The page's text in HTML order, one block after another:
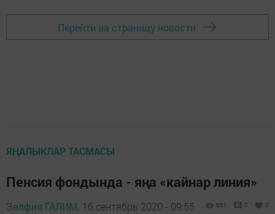
Перейти на страницу новости
ЯҢАЛЫКЛАР ТАСМАСЫ
Пенсия фондында - яңа «кайнар линия»
Зөлфия ГАЛИМ, 16 сентябрь 2020 - 09:55 661 0 0